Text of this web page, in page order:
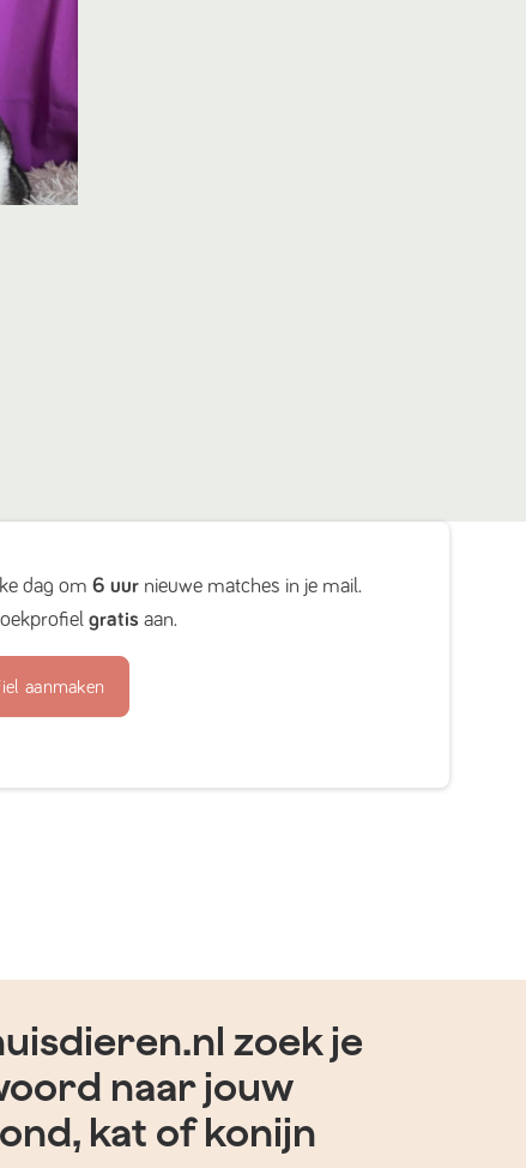
dag om6 uur nieuwe matches in je mail.
gratis aan.
aanmaken
zoek je
naar jouw
kat of konijn